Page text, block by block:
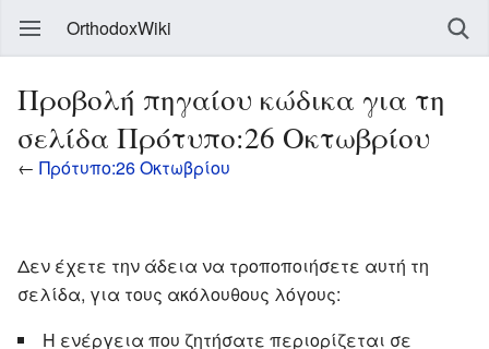
OrthodoxWiki
Προβολή πηγαίου κώδικα για τη
σελίδα Πρότυπο:26 Οκτωβρίου
← Πρότυπο:26 Οκτωβρίου
Δεν έχετε την άδεια να τροποποιήσετε αυτή τη
σελίδα, για τους ακόλουθους λόγους:
Η ενέργεια που ζητήσατε περιορίζεται σε